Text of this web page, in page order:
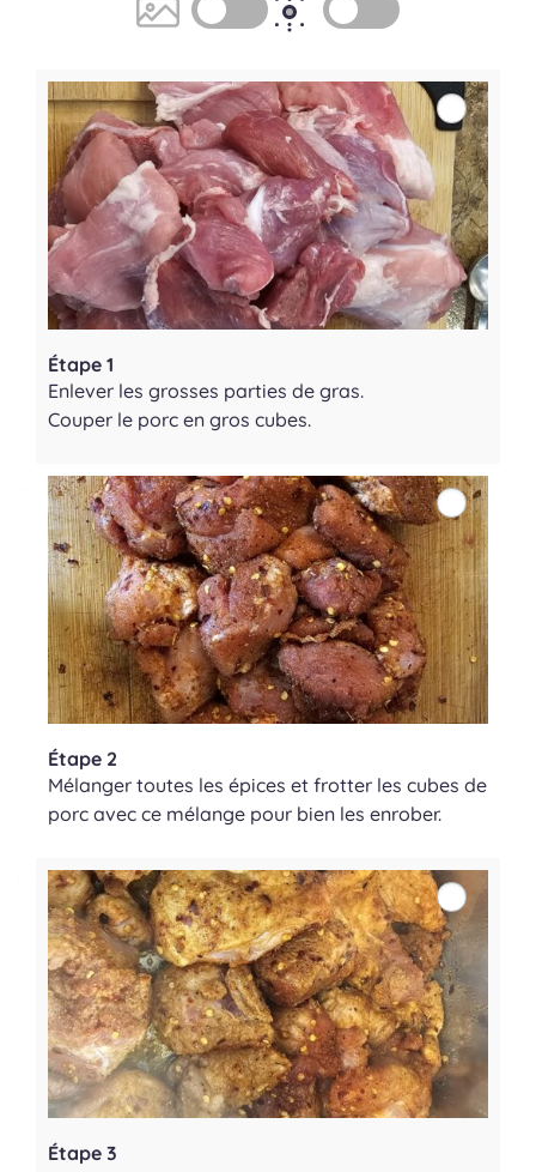
Étape 1
Enlever les grosses parties de gras.
Couper le porc en gros cubes.
Étape 2
Mélanger toutes les épices et frotter les cubes de
porc avec ce mélange pour bien les enrober.
Étape 3